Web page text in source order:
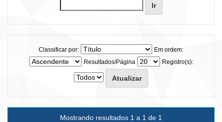
Classificar por:
Em ordem:
Resultados/Página
Registro(s):
Mostrando resultados 1 a 1 de 1